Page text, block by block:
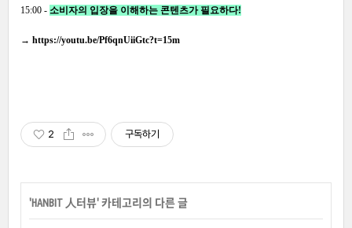
15:00 - 소비자의 입장을 이해하는 콘텐츠가 필요하다!
→ https://youtu.be/Pf6qnUiiGtc?t=15m
2 구독하기
'HANBIT 人터뷰' 카테고리의 다른 글